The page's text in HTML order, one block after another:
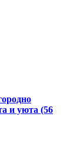
и уюта (56